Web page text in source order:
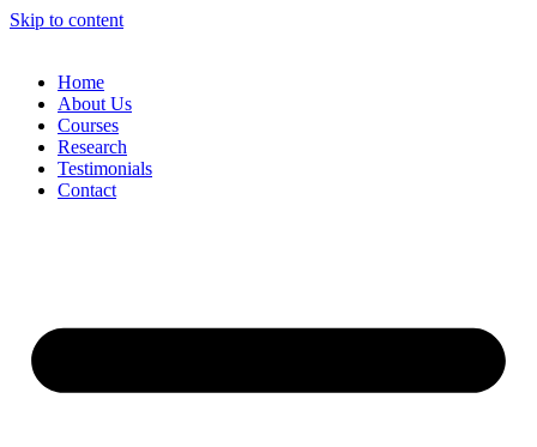
Skip to content
Home
About Us
Courses
Research
Testimonials
Contact